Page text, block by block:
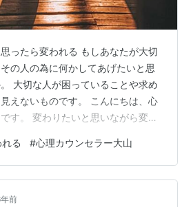
ったら変われる もしあなたが大切
の人の為に何かしてあげたいと思
大切な人が困っていることや求め
えないものです。 こんにちは、心
す。 変わりたいと思いながら変わ
en/episode/2929968/1341
困っていることや悩んでいる
とが分かったとして、あなたが変
る #心理カウンセラー大山
前